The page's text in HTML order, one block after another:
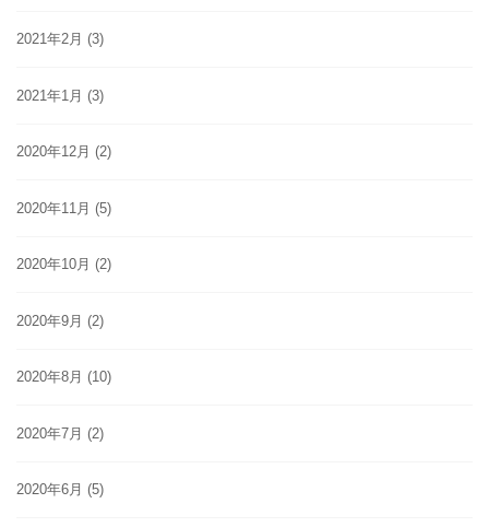
2021年2月 (3)
2021年1月 (3)
2020年12月 (2)
2020年11月 (5)
2020年10月 (2)
2020年9月 (2)
2020年8月 (10)
2020年7月 (2)
2020年6月 (5)